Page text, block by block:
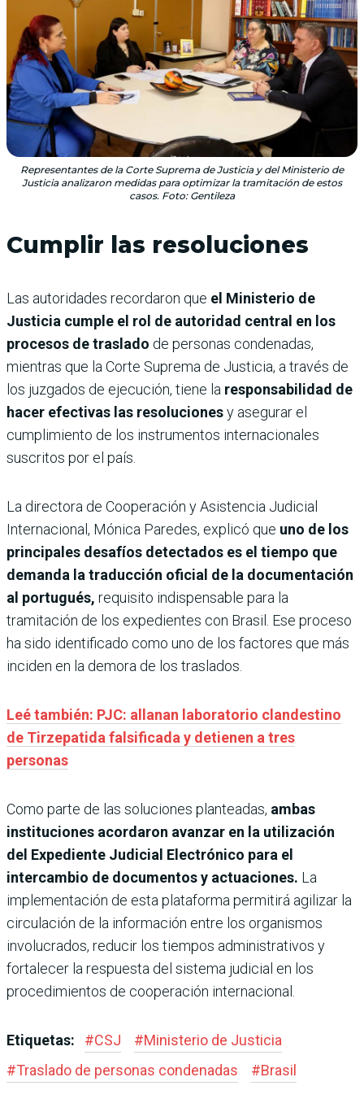
Representantes de la Corte Suprema de Justicia y del Ministerio de
Justicia analizaron medidas para optimizar la tramitación de estos
casos. Foto: Gentileza
Cumplir las resoluciones
Las autoridades recordaron que el Ministerio de
Justicia cumple el rol de autoridad central en los
procesos de traslado de personas condenadas,
mientras que la Corte Suprema de Justicia, a través de
los juzgados de ejecución, tiene la responsabilidad de
hacer efectivas las resolucionesy asegurar el
cumplimiento de los instrumentos internacionales
suscritos por el país.
La directora de Cooperación y Asistencia Judicial
Internacional, Mónica Paredes, explicó que uno de los
principales desafíos detectados es el tiempo que
demanda la traducción oficial de la documentación
al portugués, requisito indispensable para la
tramitación de los expedientes con Brasil. Ese proceso
ha sido identificado como uno de los factores que más
inciden en la demora de los traslados.
Leé también: PJC: allanan laboratorio clandestino
de Tirzepatida falsificada y detienen a tres
personas
Como parte de las soluciones planteadas, ambas
instituciones acordaron avanzar en la utilización
del Expediente Judicial Electrónico para el
intercambio de documentos y actuaciones. La
implementación de esta plataforma permitirá agilizar la
circulación de la información entre los organismos
involucrados, reducir los tiempos administrativos y
fortalecer la respuesta del sistema judicial en los
procedimientos de cooperación internacional.
Etiquetas: #CSJ #Ministerio de Justicia
#Traslado de personas condenadas #Brasil